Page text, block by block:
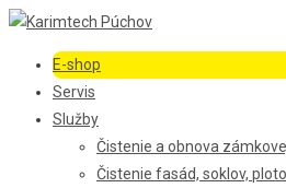
E-shop
Servis
Služby
Čistenie a obnova
Čistenie fasád, soklov,